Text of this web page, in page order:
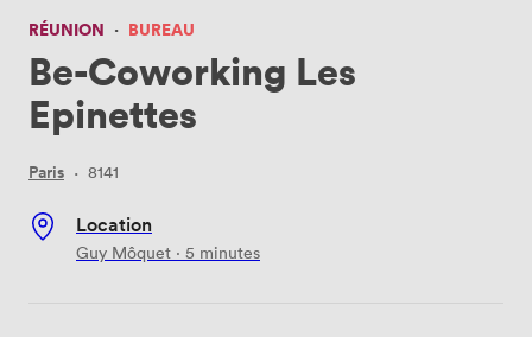
RÉUNION · BUREAU
Be-Coworking Les
Epinettes
Paris · 8141
Location
Guy Môquet · 5 minutes